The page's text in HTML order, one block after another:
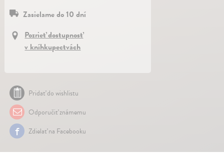
Zasielame do 10 dní
Pozrieť dostupnosť
v kníhkupectvách
Pridať do wishlistu
Odporučiť známemu
Zdielať na Facebooku